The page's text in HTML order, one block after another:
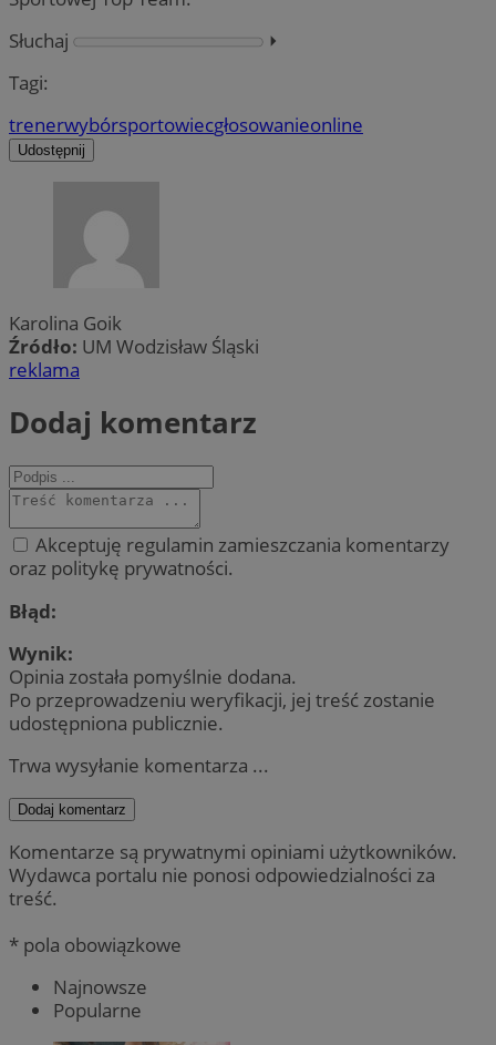
Słuchaj
⏵︎
Tagi:
trenerwybórsportowiecgłosowanieonline
Udostępnij
Karolina Goik
Źródło: UM Wodzisław Śląski
reklama
Dodaj komentarz
Akceptuję regulamin zamieszczania komentarzy
oraz politykę prywatności.
Błąd:
Wynik:
Opinia została pomyślnie dodana.
Po przeprowadzeniu weryfikacji, jej treść zostanie
udostępniona publicznie.
Trwa wysyłanie komentarza ...
Dodaj komentarz
Komentarze są prywatnymi opiniami użytkowników.
Wydawca portalu nie ponosi odpowiedzialności za
treść.
* pola obowiązkowe
Najnowsze
Popularne